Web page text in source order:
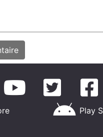
Play